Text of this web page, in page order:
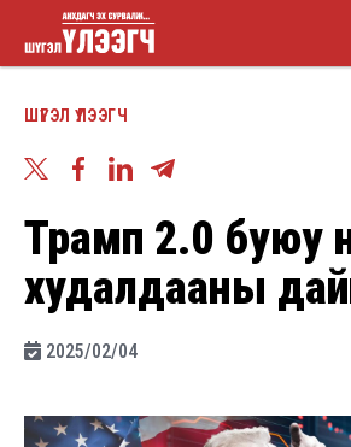
Skip
to
үлээгч
ШҮГЭЛ ҮЛЭЭГЧ
Трамп 2.0 буюу
худалдааны
2025/02/04